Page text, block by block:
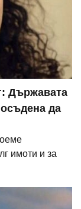
Държавата
да
имоти и за